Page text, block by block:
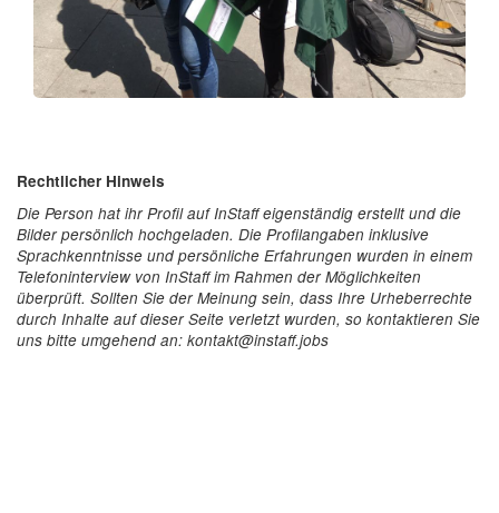
Rechtlicher Hinweis
Die Person hat ihr Profil auf InStaff eigenständig erstellt und die
Bilder persönlich hochgeladen. Die Profilangaben inklusive
Sprachkenntnisse und persönliche Erfahrungen wurden in einem
Telefoninterview von InStaff im Rahmen der Möglichkeiten
überprüft. Sollten Sie der Meinung sein, dass Ihre Urheberrechte
durch Inhalte auf dieser Seite verletzt wurden, so kontaktieren Sie
uns bitte umgehend an: kontakt@instaff.jobs